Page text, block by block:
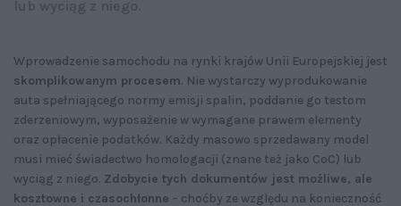
Wprowadzenie samochodu na rynki krajów Unii Europejskiej jest
skomplikowanym procesem. Nie wystarczy wyprodukowanie
auta spełniającego normy emisji spalin, poddanie go testom
zderzeniowym, wyposażenie w wymagane prawem elementy
oraz opłacenie podatków. Każdy masowo sprzedawany model
musi mieć świadectwo homologacji (znane też jako CoC) lub
wyciąg z niego. Zdobycie tych dokumentów jest możliwe, ale
kosztowne i czasochłonne – choćby ze względu na konieczność